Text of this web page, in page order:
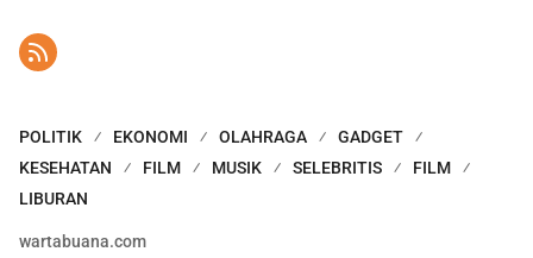
POLITIK EKONOMI OLAHRAGA
GADGET
KESEHATAN
FILM MUSIK SELEBRITIS
FILM
LIBURAN
wartabuana.com